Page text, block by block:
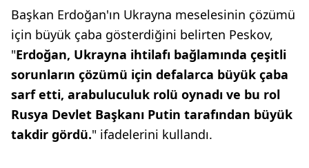
Başkan Erdoğan'ın Ukrayna meselesinin çözümü
için büyük çaba gösterdiğini belirten Peskov,
"Erdoğan, Ukrayna ihtilafı bağlamında çeşitli
sorunların çözümü için defalarca büyük çaba
sarf etti, arabuluculuk rolü oynadı ve bu rol
Rusya Devlet Başkanı Putin tarafından büyük
takdir gördü." ifadelerini kullandı.